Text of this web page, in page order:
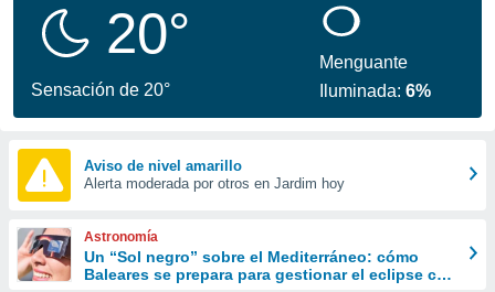
calidad.
a este
las
y
forma
digital
basada
20°
Sensación de 20°
Menguante
Iluminada:6%
Aviso de nivel amarillo
Alerta moderada por otros en Jardim hoy
Astronomía
Un “Sol negro” sobre el Mediterráneo: cómo
Baleares se prepara para gestionar el eclipse con